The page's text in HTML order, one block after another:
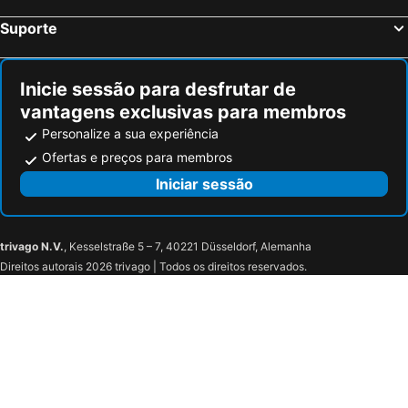
Suporte
Inicie sessão para desfrutar de
vantagens exclusivas para membros
Personalize a sua experiência
Ofertas e preços para membros
Iniciar sessão
trivago N.V., Kesselstraße 5 – 7, 40221 Düsseldorf, Alemanha
Direitos autorais 2026 trivago | Todos os direitos reservados.